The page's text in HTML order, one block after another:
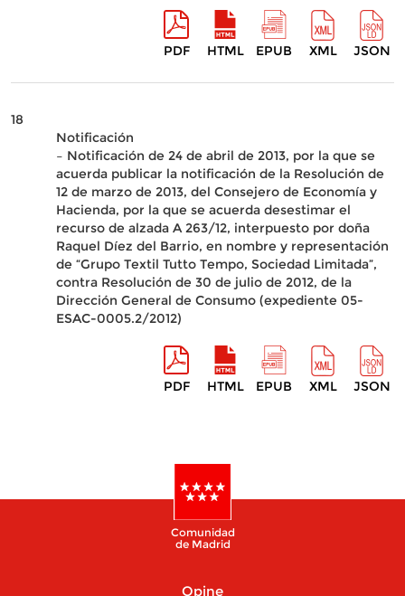
PDF HTML EPUB XML JSON
18
Notificación
– Notificación de 24 de abril de 2013, por la que se
acuerda publicar la notificación de la Resolución de
12 de marzo de 2013, del Consejero de Economía y
Hacienda, por la que se acuerda desestimar el
recurso de alzada A 263/12, interpuesto por doña
Raquel Díez del Barrio, en nombre y representación
de “Grupo Textil Tutto Tempo, Sociedad Limitada”,
contra Resolución de 30 de julio de 2012, de la
Dirección General de Consumo (expediente 05-
ESAC-0005.2/2012)
PDF HTML EPUB XML JSON
Comunidad
de Madrid
Opine